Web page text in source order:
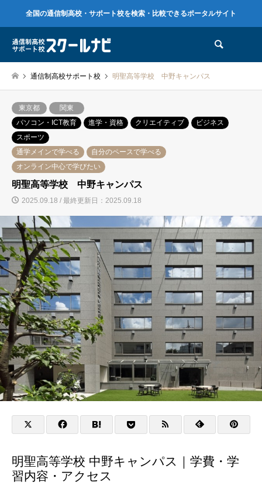
全国の通信制高校・サポート校を検索・比較できるポータルサイト
通信制高校サポート校 明聖高等学校 中野キャンパス
東京都
関東
パソコン・ICT教育
進学・資格 クリエイティブ
ビジネス
スポーツ
通学メインで学べる
自分のペースで学べる
オンライン中心で学びたい
明聖高等学校 中野キャンパス
2025.09.18 / 最終更新日：2025.09.18
明聖高等学校 中野キャンパス｜学費・学
習内容・アクセス